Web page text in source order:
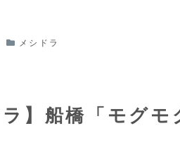
メシドラ
ラ】船橋「モグ